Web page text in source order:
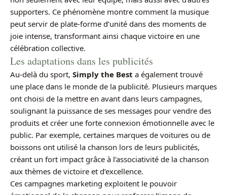
supporters. Ce phénomène montre comment la musique
peut servir de plate-forme d’unité dans des moments de
joie intense, transformant ainsi chaque victoire en une
célébration collective.
Les adaptations dans les publicités
Au-delà du sport, Simply the Best a également trouvé
une place dans le monde de la publicité. Plusieurs marques
ont choisi de la mettre en avant dans leurs campagnes,
soulignant la puissance de ses messages pour vendre des
produits et créer une forte connexion émotionnelle avec le
public. Par exemple, certaines marques de voitures ou de
boissons ont utilisé la chanson lors de leurs publicités,
créant un fort impact grâce à l’associativité de la chanson
aux thèmes de victoire et d’excellence.
Ces campagnes marketing exploitent le pouvoir